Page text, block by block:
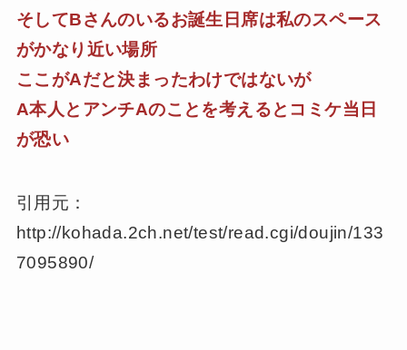
そしてBさんのいるお誕生日席は私のスペース
がかなり近い場所
ここがAだと決まったわけではないが
A本人とアンチAのことを考えるとコミケ当日
が恐い
引用元：
http://kohada.2ch.net/test/read.cgi/doujin/133
7095890/